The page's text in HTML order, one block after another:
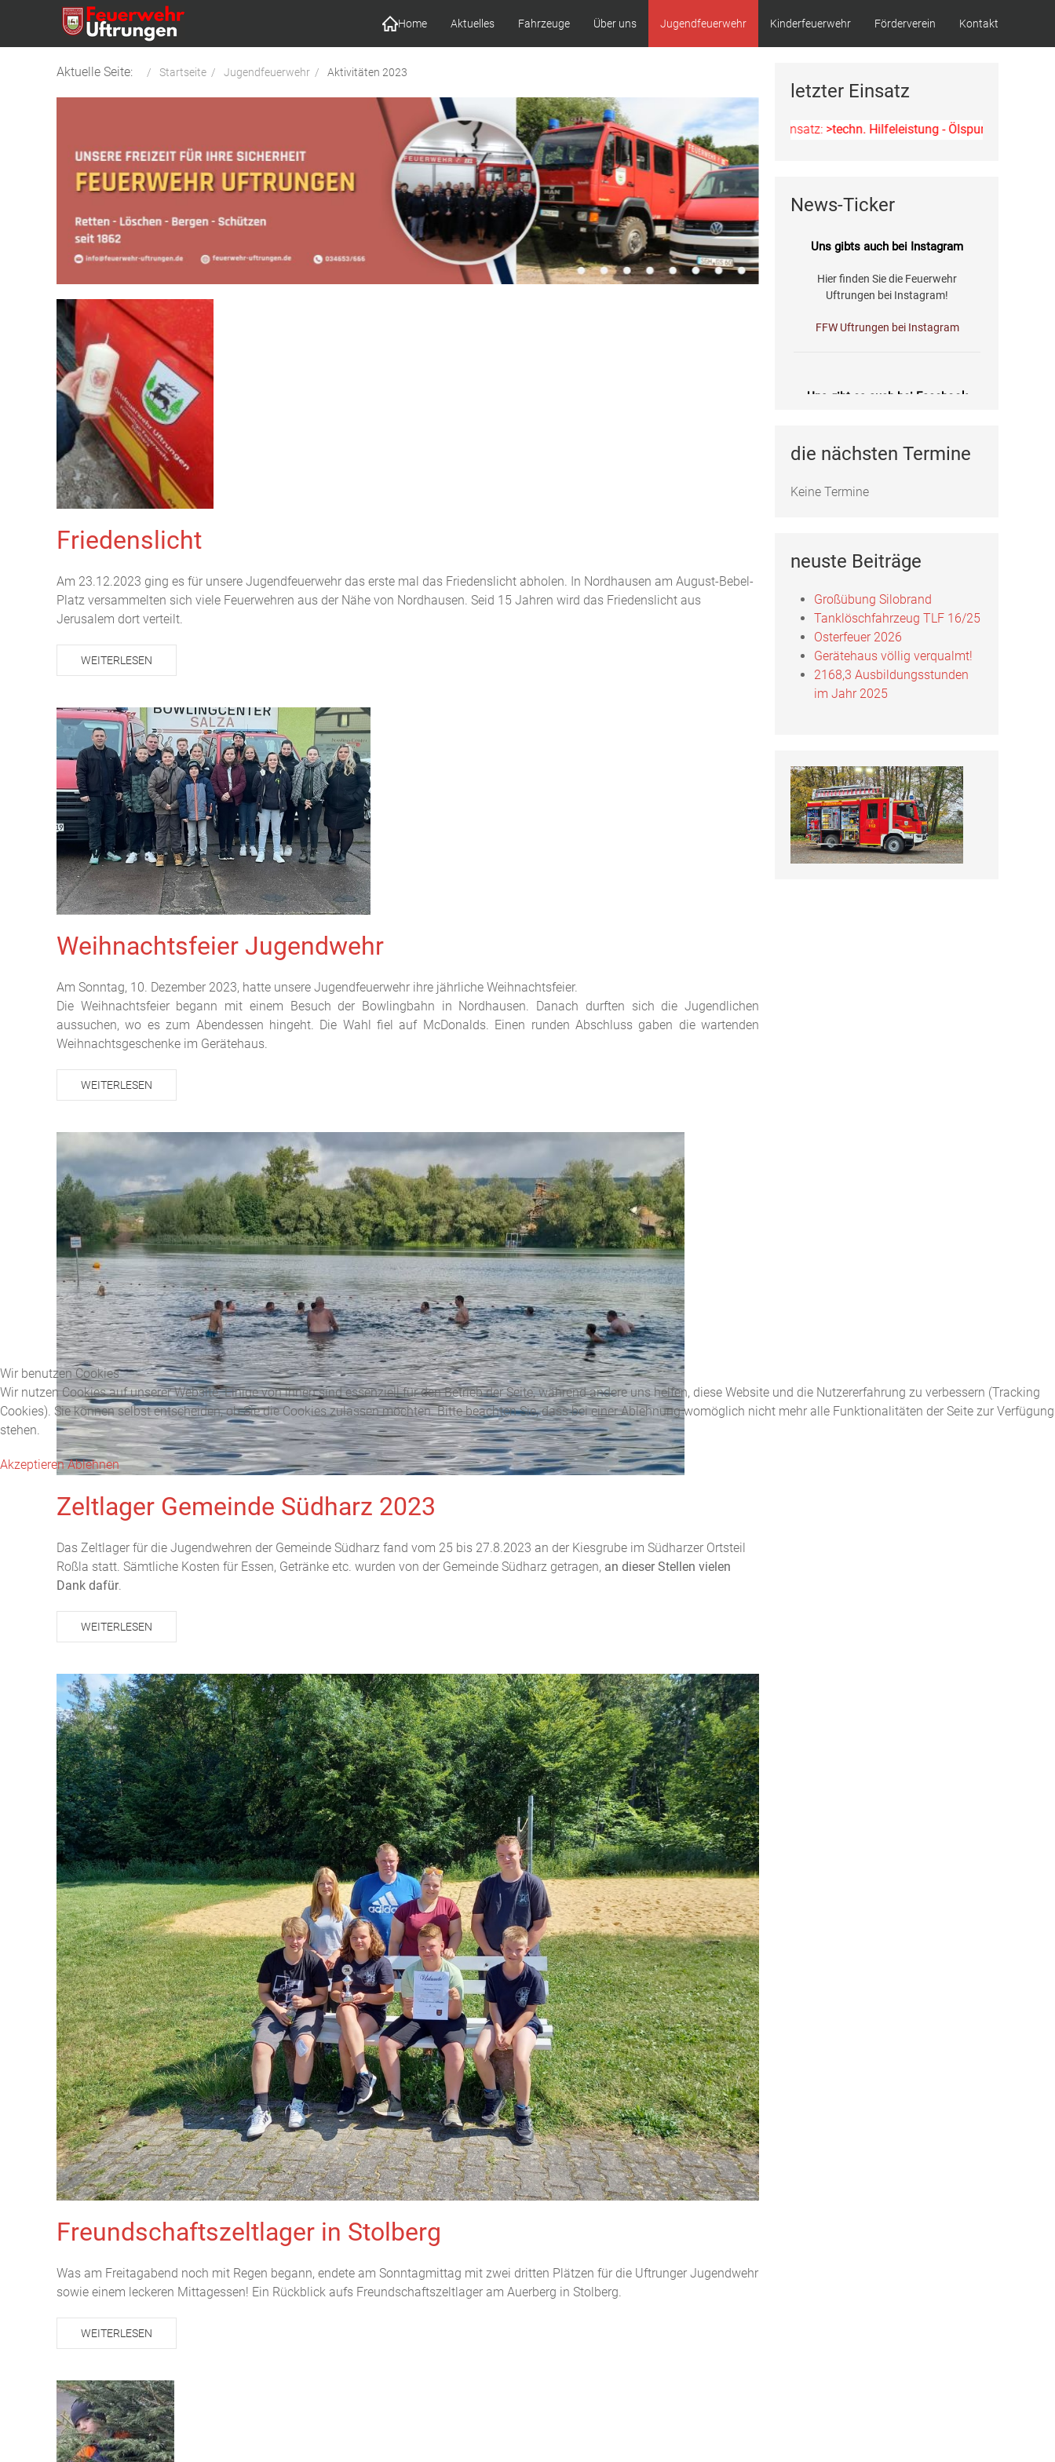
Home Aktuelles Fahrzeuge Über uns Jugendfeuerwehr Kinderfeuerwehr Förderverein Kontakt
Aktuelle Seite: Startseite Jugendfeuerwehr Aktivitäten 2023
Friedenslicht
Am 23.12.2023 ging es für unsere Jugendfeuerwehr das erste mal das Friedenslicht abholen. In Nordhausen am August-Bebel-
Platz versammelten sich viele Feuerwehren aus der Nähe von Nordhausen. Seid 15 Jahren wird das Friedenslicht aus
Jerusalem dort verteilt.
WEITERLESEN
Weihnachtsfeier Jugendwehr
Am Sonntag, 10. Dezember 2023, hatte unsere Jugendfeuerwehr ihre jährliche Weihnachtsfeier.
Die Weihnachtsfeier begann mit einem Besuch der Bowlingbahn in Nordhausen. Danach durften sich die Jugendlichen
aussuchen, wo es zum Abendessen hingeht. Die Wahl fiel auf McDonalds. Einen runden Abschluss gaben die wartenden
Weihnachtsgeschenke im Gerätehaus.
WEITERLESEN
Zeltlager Gemeinde Südharz 2023
Das Zeltlager für die Jugendwehren der Gemeinde Südharz fand vom 25 bis 27.8.2023 an der Kiesgrube im Südharzer Ortsteil
Roßla statt. Sämtliche Kosten für Essen, Getränke etc. wurden von der Gemeinde Südharz getragen, an dieser Stellen vielen
Dank dafür.
WEITERLESEN
Freundschaftszeltlager in Stolberg
Was am Freitagabend noch mit Regen begann, endete am Sonntagmittag mit zwei dritten Plätzen für die Uftrunger Jugendwehr
sowie einem leckeren Mittagessen! Ein Rückblick aufs Freundschaftszeltlager am Auerberg in Stolberg.
WEITERLESEN
letzter Einsatz
Letzter Einsatz: >techn. Hilfeleistung - Ölspur<am 11.07.2026 um
News-Ticker
Uftrungen bei Instagram!
Feuerwehr Uftrungen bei Facebook
die nächsten Termine
Keine Termine
neuste Beiträge
Großübung Silobrand
Tanklöschfahrzeug TLF 16/25
Osterfeuer 2026
Gerätehaus völlig verqualmt!
2168,3 Ausbildungsstunden
im Jahr 2025
Wir benutzen Cookies
Wir nutzen Cookies auf unserer Website. Einige von ihnen sind essenziell für den Betrieb der Seite, während andere uns helfen, diese Website und die Nutzererfahrung zu verbessern (Tracking
Cookies). Sie können selbst entscheiden, ob Sie die Cookies zulassen möchten. Bitte beachten Sie, dass bei einer Ablehnung womöglich nicht mehr alle Funktionalitäten der Seite zur Verfügung
stehen.
Akzeptieren Ablehnen